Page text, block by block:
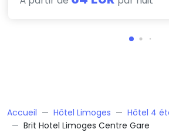
Accueil Hôtel Limoges
Hôtel 4
Brit Hotel Limoges Centre Gare